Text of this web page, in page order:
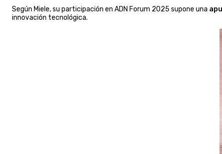
Según Miele, su participación en ADN Forum 2025 supone una
innovación tecnológica.